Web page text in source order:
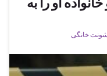
خانگی